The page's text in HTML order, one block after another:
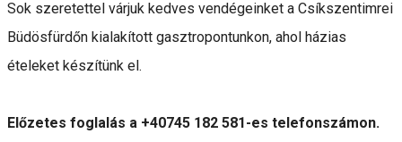
Sok szeretettel várjuk kedves vendégeinket a Csíkszentimrei
Büdösfürdőn kialakított gasztropontunkon, ahol házias
ételeket készítünk el.
Előzetes foglalás a +40745 182 581-es telefonszámon.